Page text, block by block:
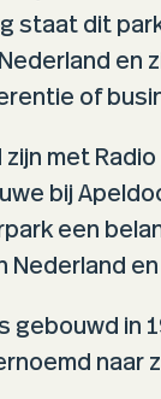
staat dit
en
of
met
bij
een
gebouwd in
naar